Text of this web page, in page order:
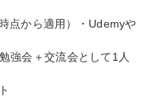
点から適用）・Udemyや
強会＋交流会として1人